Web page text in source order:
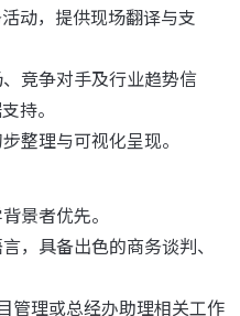
动，提供现场翻译与支
竞争对手及行业趋势信
持。
整理与可视化呈现。
景者优先。
，具备出色的商务谈判、
管理或总经办助理相关工作